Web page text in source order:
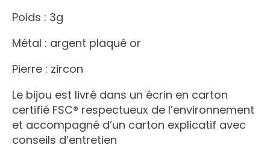
Poids : 3g
Métal : argent plaqué or
Pierre : zircon
Le bijou est livré dans un écrin en carton
certifié FSC® respectueux de l’environnement
et accompagné d’un carton explicatif avec
conseils d’entretien